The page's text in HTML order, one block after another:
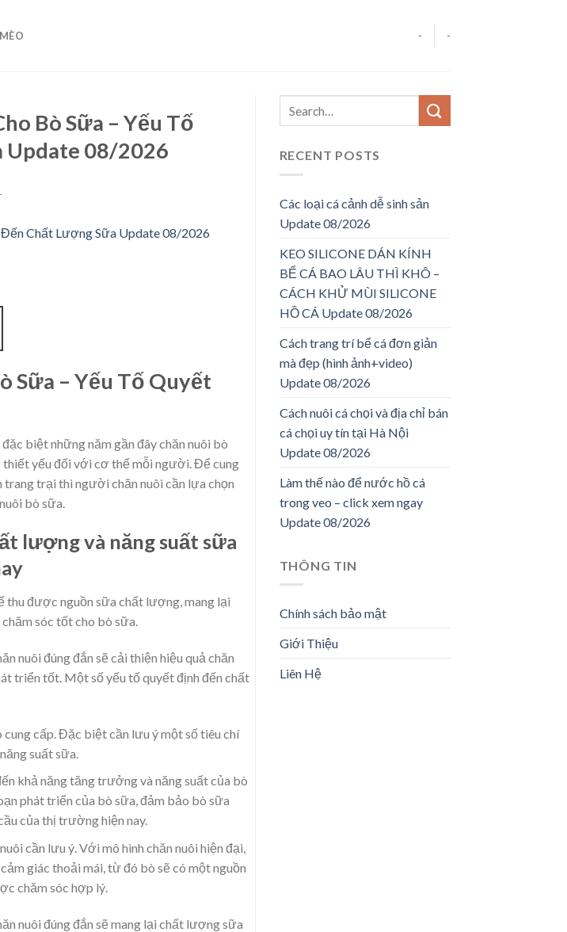
MÈO - -
Bò Sữa – Yếu Tố
08/2026
Sữa – Yếu Tố Quyết
biệt những năm gần đây chăn nuôi bò
thiết yếu đối với cơ thể mỗi người. Để cung
trại thì người chăn nuôi cần lựa chọn
bò sữa.
lượng và năng suất sữa
thu được nguồn sữa chất lượng, mang lại
sóc tốt cho bò sữa.
nuôi đúng đắn sẽ cải thiện hiệu quả chăn
triển tốt. Một số yếu tố quyết định đến chất
cấp. Đặc biệt cần lưu ý một số tiêu chí
suất sữa.
khả năng tăng trưởng và năng suất của bò
phát triển của bò sữa, đảm bảo bò sữa
của thị trường hiện nay.
cần lưu ý. Với mô hình chăn nuôi hiện đại,
giác thoải mái, từ đó bò sẽ có một nguồn
chăm sóc hợp lý.
nuôi đúng đắn sẽ mang lại chất lượng sữa
RECENT POSTS
Các loại cá cảnh dễ sinh sản
Update 08/2026
KEO SILICONE DÁN KÍNH
BỂ CÁ BAO LÂU THÌ KHÔ –
CÁCH KHỬ MÙI SILICONE
HỒ CÁ Update 08/2026
Cách trang trí bể cá đơn giản
mà đẹp (hình ảnh+video)
Update 08/2026
Cách nuôi cá chọi và địa chỉ bán
cá chọi uy tín tại Hà Nội
Update 08/2026
Làm thế nào để nước hồ cá
trong veo – click xem ngay
Update 08/2026
THÔNG TIN
Chính sách bảo mật
Giới Thiệu
Liên Hệ